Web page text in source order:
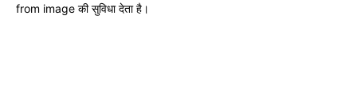
from image की सुविधा देता है।